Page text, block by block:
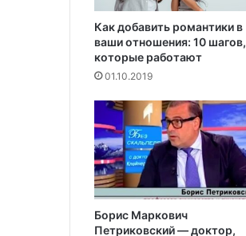
т
ь
/
р
м
о
р
о
з
и
т
Как добавить романтики в
ваши отношения: 10 шагов,
которые работают
01.10.2019
Борис Маркович
Петриковский — доктор,